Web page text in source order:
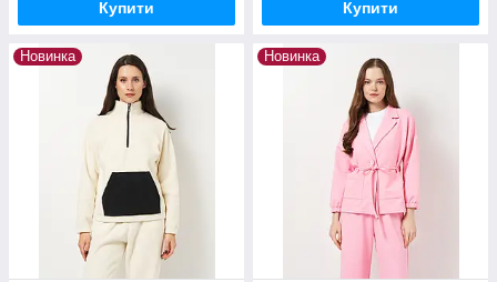
Купити Купити
Новинка Новинка